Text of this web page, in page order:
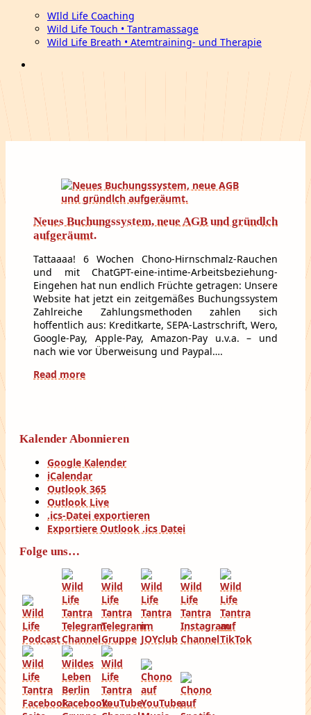
WIld Life Coaching
Wild Life Touch • Tantramassage
Wild Life Breath • Atemtraining- und Therapie
Neues Buchungssystem, neue AGB und gründlch
aufgeräumt.
Tattaaaa! 6 Wochen Chono-Hirnschmalz-Rauchen
und mit ChatGPT-eine-intime-Arbeitsbeziehung-
Eingehen hat nun endlich Früchte getragen: Unsere
Website hat jetzt ein zeitgemäßes Buchungssystem
Zahlreiche Zahlungsmethoden zahlen sich
hoffentlich aus: Kreditkarte, SEPA-Lastrschrift, Wero,
Google-Pay, Apple-Pay, Amazon-Pay u.v.a. – und
nach wie vor Überweisung und Paypal….
Read more
Kalender Abonnieren
Google Kalender
iCalendar
Outlook 365
Outlook Live
.ics-Datei exportieren
Exportiere Outlook .ics Datei
Folge uns…